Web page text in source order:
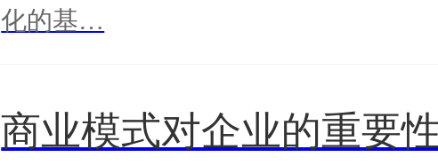
化的基…
商业模式对企业的重要